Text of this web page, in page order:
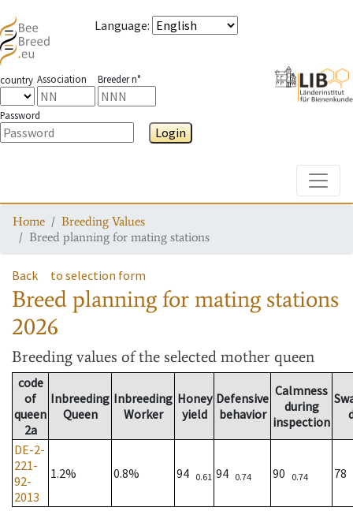
Language:
country Association Breeder n°
Password
Login
Home
Breeding Values
Breed planning for mating stations
Back to selection form
Breed planning for mating stations
2026
Breeding values of the selected mother queen
code
of
queen
2a
Inbreeding
Queen
Inbreeding
Worker
Honey
yield
Defensive
behavior
Calmness
during
inspection
DE-2-
221-
92-
2013
1.2% 0.8% 94 0.61 94 0.74 90 0.74 78